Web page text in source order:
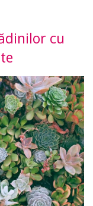
cu